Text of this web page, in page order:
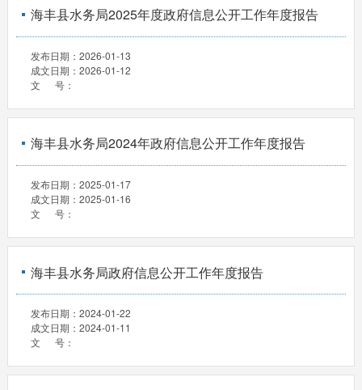
海丰县水务局2025年度政府信息公开工作年度报告
发布日期： 2026-01-13
成文日期： 2026-01-12
文 号：
海丰县水务局2024年政府信息公开工作年度报告
发布日期： 2025-01-17
成文日期： 2025-01-16
文 号：
海丰县水务局政府信息公开工作年度报告
发布日期： 2024-01-22
成文日期： 2024-01-11
文 号：